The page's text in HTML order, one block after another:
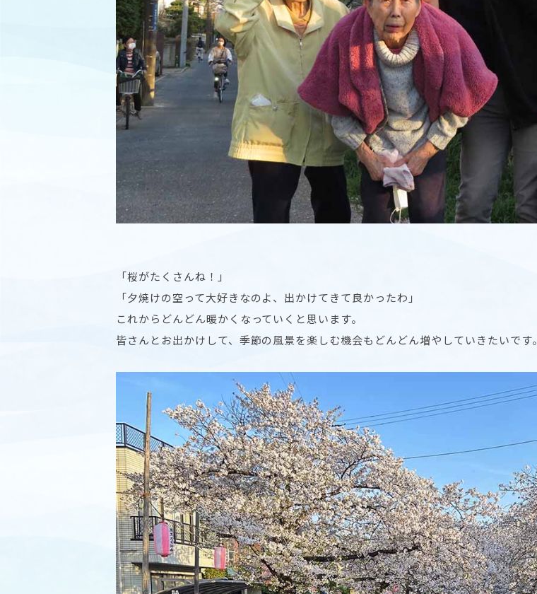
「桜がたくさんね！」
「夕焼けの空って大好きなのよ、出かけてきて良かったわ」
これからどんどん暖かくなっていくと思います。
皆さんとお出かけして、季節の風景を楽しむ機会もどんどん増やしていきたいです。